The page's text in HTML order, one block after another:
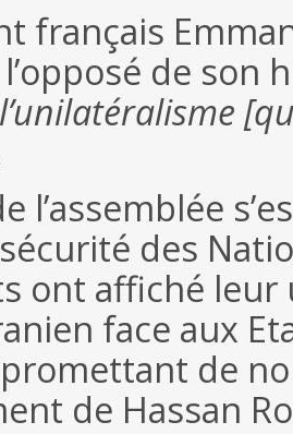
français
de son
l’unilatéralisme
l’assemblée
des
ont affiché leur
face aux
de
de Hassan